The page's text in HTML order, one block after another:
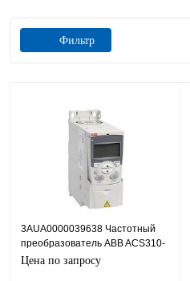
Фильтр
3AUA0000039638 Частотный
преобразователь ABB ACS310-
03E-48A4-4, 22кВт, 380В
Цена по запросу